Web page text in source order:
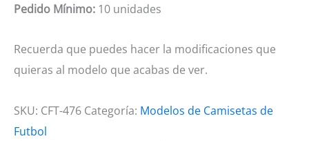
Pedido Mínimo: 10 unidades
Recuerda que puedes hacer la modificaciones que
quieras al modelo que acabas de ver.
SKU: CFT-476 Categoría: Modelos de Camisetas de
Futbol